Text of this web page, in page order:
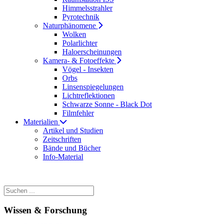
Himmelsstrahler
Pyrotechnik
Naturphänomene
Wolken
Polarlichter
Haloerscheinungen
Kamera- & Fotoeffekte
Vögel - Insekten
Orbs
Linsenspiegelungen
Lichtreflektionen
Schwarze Sonne - Black Dot
Filmfehler
Materialien
Artikel und Studien
Zeitschriften
Bände und Bücher
Info-Material
Wissen & Forschung